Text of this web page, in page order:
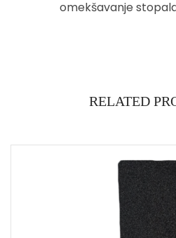
omekšavanje
RELATED